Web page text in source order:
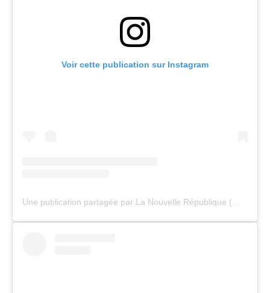
Voir cette publication sur Instagram